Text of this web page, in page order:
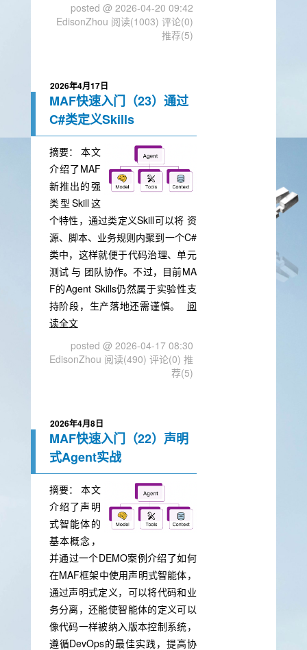
posted @ 2026-04-20 09:42
EdisonZhou 阅读(1003) 评论(0)
推荐(5)
2026年4月17日
MAF快速入门（23）通过
C#类定义Skills
摘要：本文
介绍了MAF
新推出的强
类型Skill这
个特性，通过类定义Skill可以将 资
源、脚本、业务规则内聚到一个C#
类中，这样就便于代码治理、单元
测试 与 团队协作。不过，目前MA
F的Agent Skills仍然属于实验性支
持阶段，生产落地还需谨慎。
阅
读全文
posted @ 2026-04-17 08:30
EdisonZhou 阅读(490) 评论(0) 推
荐(5)
2026年4月8日
MAF快速入门（22）声明
式Agent实战
摘要：本文
介绍了声明
式智能体的
基本概念，
并通过一个DEMO案例介绍了如何
在MAF框架中使用声明式智能体，
通过声明式定义，可以将代码和业
务分离，还能使智能体的定义可以
像代码一样被纳入版本控制系统，
遵循DevOps的最佳实践，提高协